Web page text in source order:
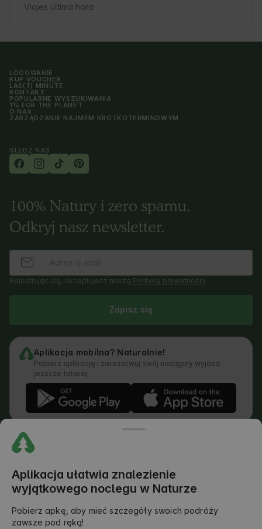
Viajes última hora
LOGOWANIE
KUP VOUCHER
LAS(T) MINUTE
KONTAKT
POPULARNE WYSZUKIWANIA
1% FOR THE PLANET
O NAS
ZARZĄDZANIE NAJMEM KRÓTKOTERMINOWYM
ŚLEDŹ NAS
100% Natury i zero spamu.
Odkryj nasz newsletter.
Rejestrując się, akceptujesz naszą Politykę prywatności
Zapisz się
Aplikacja mobilna? Naturalnie!
Pobierz aplikację i zarezerwuj swój następny wyjazd
jeszcze łatwiej.
Polityka Dodawania Opinii
Prawny Podział Obowiązków
Aplikacja ułatwia znalezienie
wyjątkowego noclegu w Naturze
Pobierz apkę, aby mieć szczegóły swoich podróży
zawsze pod ręką!